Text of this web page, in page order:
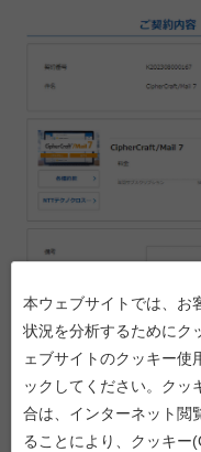
6. お客様
本ウェブサイトでは、お
状況を分析するためにク
ェブサイトのクッキー使
ックしてください。クッ
合は、インターネット閲
ることにより、クッキー